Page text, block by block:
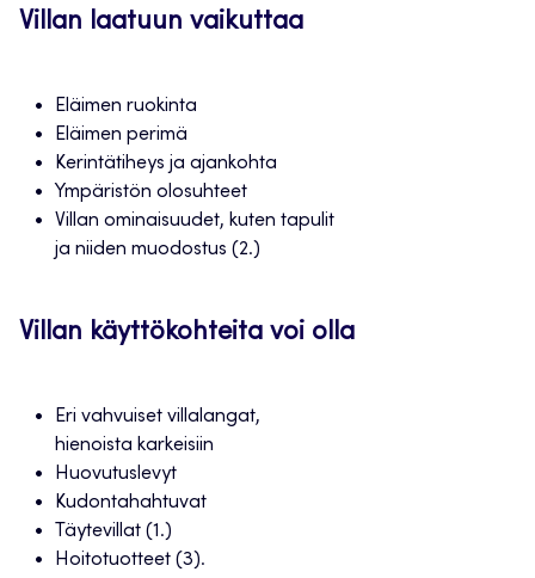
Villan laatuun vaikuttaa
Eläimen ruokinta
Eläimen perimä
Kerintätiheys ja ajankohta
Ympäristön olosuhteet
Villan ominaisuudet, kuten tapulit
ja niiden muodostus (2.)
Villan käyttökohteita voi olla
Eri vahvuiset villalangat,
hienoista karkeisiin
Huovutuslevyt
Kudontahahtuvat
Täytevillat (1.)
Hoitotuotteet (3).